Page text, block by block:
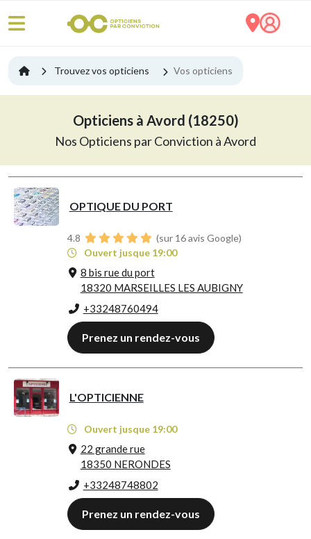
Trouvez vos opticiens Vos opticiens
Opticiens à Avord (18250)
Nos Opticiens par Conviction à Avord
OPTIQUE DU PORT
4.8
(sur 16 avis Google)
Ouvert jusque 19:00
8 bis rue du port
18320 MARSEILLES LES AUBIGNY
+33248760494
Prenez un rendez-vous
L'OPTICIENNE
Ouvert jusque 19:00
22 grande rue
18350 NERONDES
+33248748802
Prenez un rendez-vous